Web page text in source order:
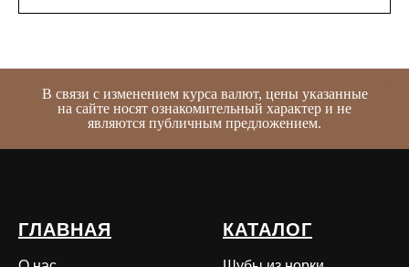
В связи с изменением курса валют, цены указанные
на сайте носят ознакомительный характер и не
являются публичным предложением.
ГЛАВНАЯ КАТАЛОГ